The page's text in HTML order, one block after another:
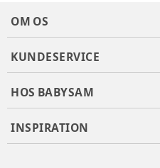
OM OS
KUNDESERVICE
HOS BABYSAM
INSPIRATION